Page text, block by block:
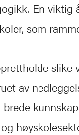
En viktig
som
slike
av